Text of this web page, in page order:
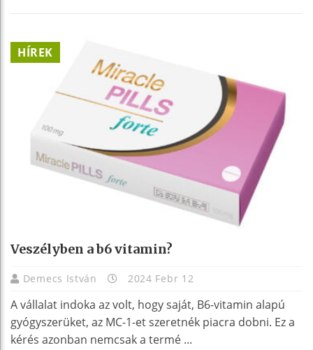
HÍREK
Veszélyben a b6 vitamin?
Demecs István 2024 Febr 12
A vállalat indoka az volt, hogy saját, B6-vitamin alapú
gyógyszerüket, az MC-1-et szeretnék piacra dobni. Ez a
kérés azonban nemcsak a termé ...